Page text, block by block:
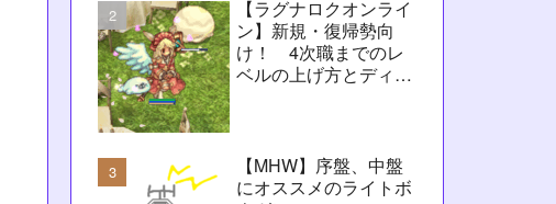
【ラグナロクオンライ
ン】新規・復帰勢向
け！ 4次職までのレ
ベルの上げ方とディレ
【MHW】序盤、中盤
にオススメのライトボ